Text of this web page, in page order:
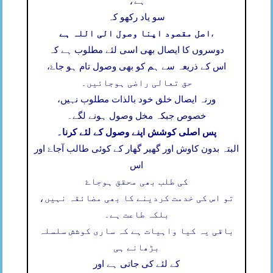
سو یاد رکھو کہ
اصل مقصود اپنا وصول الی اللہ ہے ،
دوسروں کا ایصال بھی اسی لئے مطلوب ہے کہ
اس کے ذریعہ سے ہم کو بھی وصول تام ہو جاۓ،
حق تعالی راضی ہوجائیں۔
ورنہ ایصال خلق خود بالذات مطلوب نہیں،
خصوص جبکہ مخل وصول ہونے لگے۔
پس اصلی کوشش اپنے وصول کے لئے کرنا۔
البتہ بدون کاوش اور گھیر گھار کے کوئی طالب آجاۓ اور
اس
کی طلب بھی محقق ہوجاۓ
تو اس کی خدمت کردینے کا بھی مضائقہ نہیں،
بلکہ طاعت ہے۔
باقی یہ کیا واہیات ہے کہ ساری کوشش سلسلہ
بڑھانے ہی
کے لئے کی جاتی ہے اور